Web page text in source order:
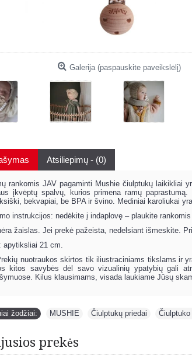
Galerija (paspauskite paveikslėlį)
Atsiliepimų - (0)
rankomis JAV pagaminti Mushie čiulptukų laikikliai
įkvėptų spalvų, kurios primena ramų
bekvapiai, be BPA ir švino. Mediniai karoliukai
instrukcijos: nedėkite į indaplovę – plaukite
žaislas. Jei prekė pažeista, nedelsiant išmeskite.
apytiksliai 21 cm.
nuotraukos skirtos tik iliustraciniams tikslams ir
kitos savybės dėl savo vizualinių ypatybių gali
Kilus klausimams, visada laukiame Jūsų
žodžiai: MUSHIE Čiulptukų priedai
prekės